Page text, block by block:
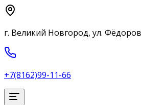
г. Великий Новгород, ул.
+7(8162)99-11-66